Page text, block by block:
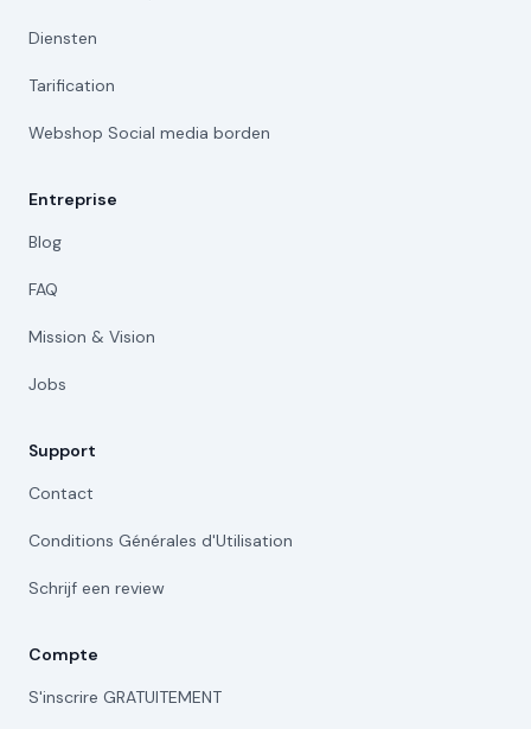
Diensten
Tarification
Webshop Social media borden
Entreprise
Blog
FAQ
Mission & Vision
Jobs
Support
Contact
Conditions Générales d'Utilisation
Schrijf een review
Compte
S'inscrire GRATUITEMENT